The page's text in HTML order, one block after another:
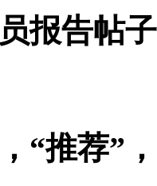
报告帖子
“推荐”